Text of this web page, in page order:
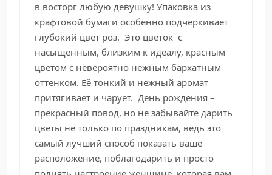
в восторг любую девушку! Упаковка из
крафтовой бумаги особенно подчеркивает
глубокий цвет роз. Это цветок с
насыщенным, близким к идеалу, красным
цветом с невероятно нежным бархатным
оттенком. Её тонкий и нежный аромат
притягивает и чарует. День рождения –
прекрасный повод, но не забывайте дарить
цветы не только по праздникам, ведь это
самый лучший способ показать ваше
расположение, поблагодарить и просто